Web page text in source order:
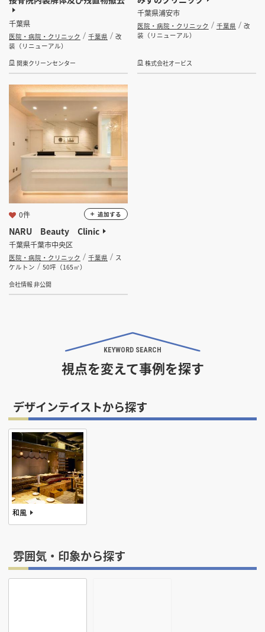
千葉県
医院・病院・クリニック 千葉県
改
装（リニューアル）
関東クリーンセンター
千葉県浦安市
医院・病院・クリニック 千葉県
改
装（リニューアル）
株式会社オービス
NARU Beauty Clinic
千葉県千葉市中央区
医院・病院・クリニック 千葉県
ス
ケルトン
50坪（165㎡）
会社情報 非公開
0件 追加する
KEYWORD SEARCH
視点を変えて事例を探す
デザインテイストから探す
和風
雰囲気・印象から探す